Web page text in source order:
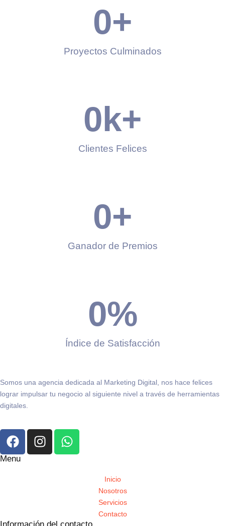
Proyectos Culminados
0+
Clientes Felices
0k+
Ganador de Premios
0+
Índice de Satisfacción
0%
Somos una agencia dedicada al Marketing Digital, nos hace felices
lograr impulsar tu negocio al siguiente nivel a través de herramientas
digitales.
Menu
Inicio
Nosotros
Servicios
Contacto